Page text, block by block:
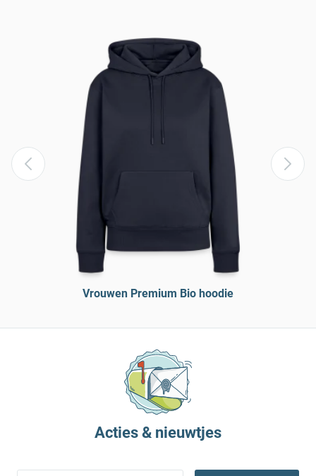
Vrouwen Premium Bio hoodie
Acties & nieuwtjes